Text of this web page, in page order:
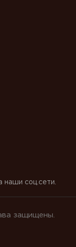
наши соц.сети.
защищены.